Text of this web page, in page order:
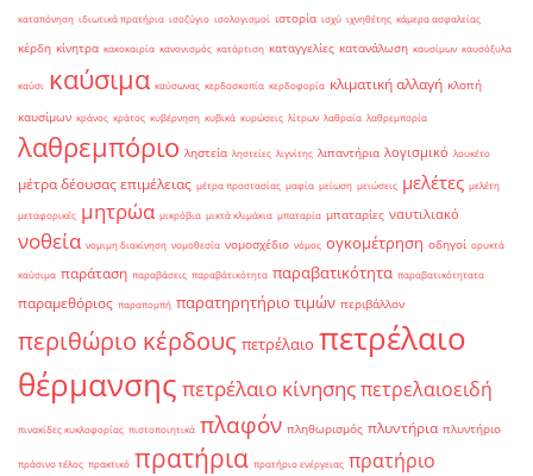
καταπόνηση ιδιωτικά πρατήρια ισοζύγιο ισολογισμοί ιστορία ισχύ ιχνηθέτης κάμερα ασφαλείας
κέρδη κίνητρα κακοκαιρία κανονισμός κατάρτιση καταγγελίες κατανάλωση καυσίμων καυσόξυλα
καύσι καύσιμα καύσωνας κερδοσκοπία κερδοφορία κλιματική αλλαγή κλοπή
καυσίμων κράνος κράτος κυβέρνηση κυβικά κυρώσεις λίτρων λαθραία λαθρεμπορία
λαθρεμπόριο ληστεία ληστείες λιγνίτης λιπαντήρια λογισμικό λουκέτο
μέτρα δέουσας επιμέλειας μέτρα προστασίας μαφία μείωση μειώσεις μελέτες μελέτη
μεταφορικές μητρώα μικρόβια μικτά κλιμάκια μπαταρία μπαταρίες ναυτιλιακό
νοθεία νομιμη διακίνηση νομοθεσία νομοσχέδιο νόμος ογκομέτρηση οδηγοί ορυκτά
καύσιμα παράταση παραβάσεις παραβάτικότητα παραβατικότητα παραβατικότητατα
παραμεθόριος παραπομπή παρατηρητήριο τιμών περιβάλλον
περιθώριο κέρδους πετρέλαιο πετρέλαιο
θέρμανσης πετρέλαιο κίνησηςπετρελαιοειδή
πινακίδες κυκλοφορίας πιστοποιητικά πλαφόν πληθωρισμός πλυντήρια πλυντήριο
πράσινο τέλος πρακτικό πρατήρια πρατήριο ενέργειας πρατήριο